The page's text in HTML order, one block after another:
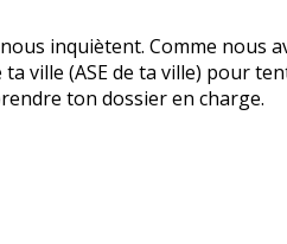
inquiètent. Comme nous
ville (ASE de ta ville) pour
ton dossier en charge.